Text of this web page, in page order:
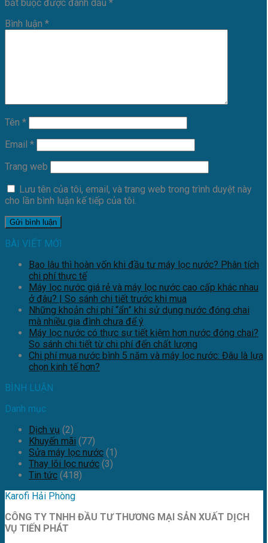
bắt buộc được đánh dấu *
Bình luận *
Tên *
Email *
Trang web
Lưu tên của tôi, email, và trang web trong trình duyệt này
cho lần bình luận kế tiếp của tôi.
BÀI VIẾT MỚI
Bao lâu thì hoàn vốn khi đầu tư máy lọc nước? Phân tích
chi phí thực tế
Máy lọc nước giá rẻ và máy lọc nước cao cấp khác nhau
ở đâu? | So sánh chi tiết trước khi mua
Những khoản chi phí “ẩn” khi sử dụng nước đóng chai
mà nhiều gia đình chưa để ý
Máy lọc nước có thực sự tiết kiệm hơn nước đóng chai?
So sánh chi tiết từ chi phí đến chất lượng
Chi phí mua nước bình 5 năm và máy lọc nước: Đâu là lựa
chọn kinh tế hơn?
BÌNH LUẬN
Danh mục
Dịch vụ (2)
Khuyến mãi (77)
Sửa máy lọc nước (1)
Thay lõi lọc nước (3)
Tin tức (418)
Karofi Hải Phòng
CÔNG TY TNHH ĐẦU TƯ THƯƠNG MẠI SẢN XUẤT DỊCH
VỤ TIẾN PHÁT